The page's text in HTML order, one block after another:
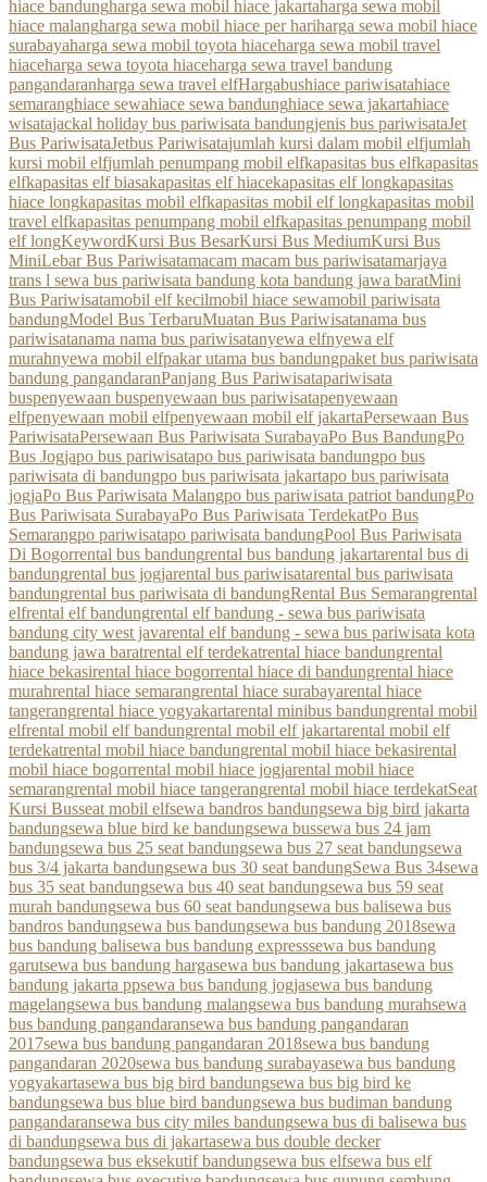
hiace bandungharga sewa mobil hiace jakartaharga sewa mobil
hiace malangharga sewa mobil hiace per hariharga sewa mobil hiace
surabayaharga sewa mobil toyota hiaceharga sewa mobil travel
hiaceharga sewa toyota hiaceharga sewa travel bandung
pangandaranharga sewa travel elfHargabushiace pariwisatahiace
semaranghiace sewahiace sewa bandunghiace sewa jakartahiace
wisatajackal holiday bus pariwisata bandungjenis bus pariwisataJet
Bus PariwisataJetbus Pariwisatajumlah kursi dalam mobil elfjumlah
kursi mobil elfjumlah penumpang mobil elfkapasitas bus elfkapasitas
elfkapasitas elf biasakapasitas elf hiacekapasitas elf longkapasitas
hiace longkapasitas mobil elfkapasitas mobil elf longkapasitas mobil
travel elfkapasitas penumpang mobil elfkapasitas penumpang mobil
elf longKeywordKursi Bus BesarKursi Bus MediumKursi Bus
MiniLebar Bus Pariwisatamacam macam bus pariwisatamarjaya
trans l sewa bus pariwisata bandung kota bandung jawa baratMini
Bus Pariwisatamobil elf kecilmobil hiace sewamobil pariwisata
bandungModel Bus TerbaruMuatan Bus Pariwisatanama bus
pariwisatanama nama bus pariwisatanyewa elfnyewa elf
murahnyewa mobil elfpakar utama bus bandungpaket bus pariwisata
bandung pangandaranPanjang Bus Pariwisatapariwisata
buspenyewaan buspenyewaan bus pariwisatapenyewaan
elfpenyewaan mobil elfpenyewaan mobil elf jakartaPersewaan Bus
PariwisataPersewaan Bus Pariwisata SurabayaPo Bus BandungPo
Bus Jogjapo bus pariwisatapo bus pariwisata bandungpo bus
pariwisata di bandungpo bus pariwisata jakartapo bus pariwisata
jogjaPo Bus Pariwisata Malangpo bus pariwisata patriot bandungPo
Bus Pariwisata SurabayaPo Bus Pariwisata TerdekatPo Bus
Semarangpo pariwisatapo pariwisata bandungPool Bus Pariwisata
Di Bogorrental bus bandungrental bus bandung jakartarental bus di
bandungrental bus jogjarental bus pariwisatarental bus pariwisata
bandungrental bus pariwisata di bandungRental Bus Semarangrental
elfrental elf bandungrental elf bandung - sewa bus pariwisata
bandung city west javarental elf bandung - sewa bus pariwisata kota
bandung jawa baratrental elf terdekatrental hiace bandungrental
hiace bekasirental hiace bogorrental hiace di bandungrental hiace
murahrental hiace semarangrental hiace surabayarental hiace
tangerangrental hiace yogyakartarental minibus bandungrental mobil
elfrental mobil elf bandungrental mobil elf jakartarental mobil elf
terdekatrental mobil hiace bandungrental mobil hiace bekasirental
mobil hiace bogorrental mobil hiace jogjarental mobil hiace
semarangrental mobil hiace tangerangrental mobil hiace terdekatSeat
Kursi Busseat mobil elfsewa bandros bandungsewa big bird jakarta
bandungsewa blue bird ke bandungsewa bussewa bus 24 jam
bandungsewa bus 25 seat bandungsewa bus 27 seat bandungsewa
bus 3/4 jakarta bandungsewa bus 30 seat bandungSewa Bus 34sewa
bus 35 seat bandungsewa bus 40 seat bandungsewa bus 59 seat
murah bandungsewa bus 60 seat bandungsewa bus balisewa bus
bandros bandungsewa bus bandungsewa bus bandung 2018sewa
bus bandung balisewa bus bandung expresssewa bus bandung
garutsewa bus bandung hargasewa bus bandung jakartasewa bus
bandung jakarta ppsewa bus bandung jogjasewa bus bandung
magelangsewa bus bandung malangsewa bus bandung murahsewa
bus bandung pangandaransewa bus bandung pangandaran
2017sewa bus bandung pangandaran 2018sewa bus bandung
pangandaran 2020sewa bus bandung surabayasewa bus bandung
yogyakartasewa bus big bird bandungsewa bus big bird ke
bandungsewa bus blue bird bandungsewa bus budiman bandung
pangandaransewa bus city miles bandungsewa bus di balisewa bus
di bandungsewa bus di jakartasewa bus double decker
bandungsewa bus eksekutif bandungsewa bus elfsewa bus elf